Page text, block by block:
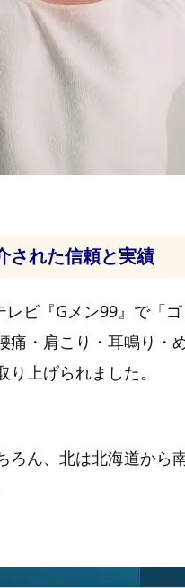
された信頼と実績
ビ『Gメン99』で「
・肩こり・耳鳴り・
上げられました。
ろん、北は北海道から